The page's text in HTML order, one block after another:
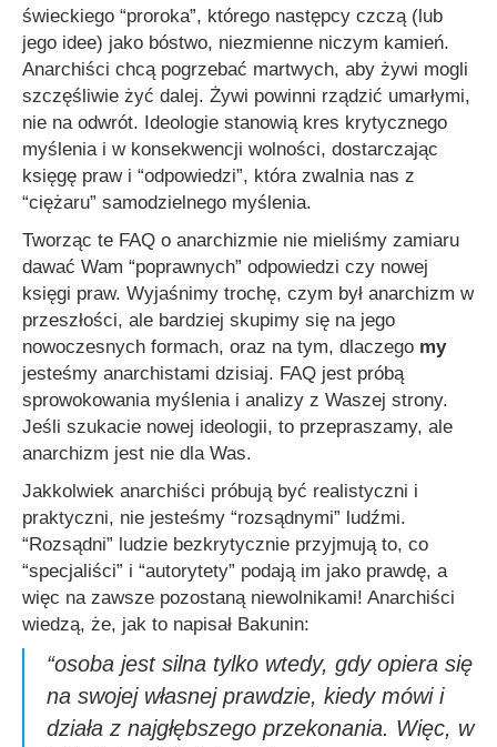
świeckiego “proroka”, którego następcy czczą (lub
jego idee) jako bóstwo, niezmienne niczym kamień.
Anarchiści chcą pogrzebać martwych, aby żywi mogli
szczęśliwie żyć dalej. Żywi powinni rządzić umarłymi,
nie na odwrót. Ideologie stanowią kres krytycznego
myślenia i w konsekwencji wolności, dostarczając
księgę praw i “odpowiedzi”, która zwalnia nas z
“ciężaru” samodzielnego myślenia.
Tworząc te FAQ o anarchizmie nie mieliśmy zamiaru
dawać Wam “poprawnych” odpowiedzi czy nowej
księgi praw. Wyjaśnimy trochę, czym był anarchizm w
przeszłości, ale bardziej skupimy się na jego
nowoczesnych formach, oraz na tym, dlaczego my
jesteśmy anarchistami dzisiaj. FAQ jest próbą
sprowokowania myślenia i analizy z Waszej strony.
Jeśli szukacie nowej ideologii, to przepraszamy, ale
anarchizm jest nie dla Was.
Jakkolwiek anarchiści próbują być realistyczni i
praktyczni, nie jesteśmy “rozsądnymi” ludźmi.
“Rozsądni” ludzie bezkrytycznie przyjmują to, co
“specjaliści” i “autorytety” podają im jako prawdę, a
więc na zawsze pozostaną niewolnikami! Anarchiści
wiedzą, że, jak to napisał Bakunin:
“osoba jest silna tylko wtedy, gdy opiera się
na swojej własnej prawdzie, kiedy mówi i
działa z najgłębszego przekonania. Więc, w